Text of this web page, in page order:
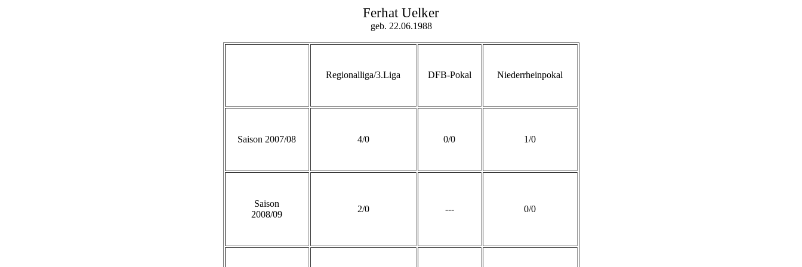
Ferhat Uelker
geb. 22.06.1988
Regionalliga/3.Liga DFB-Pokal Niederrheinpokal
Saison 2007/08 4/0 0/0 1/0
Saison
2008/09
2/0 --- 0/0